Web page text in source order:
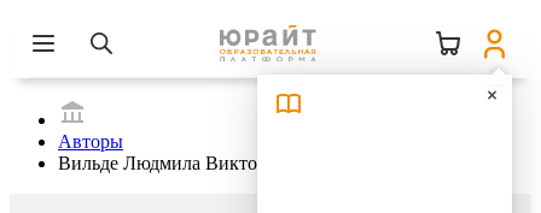
Авторы
Вильде Людмила Викторовна